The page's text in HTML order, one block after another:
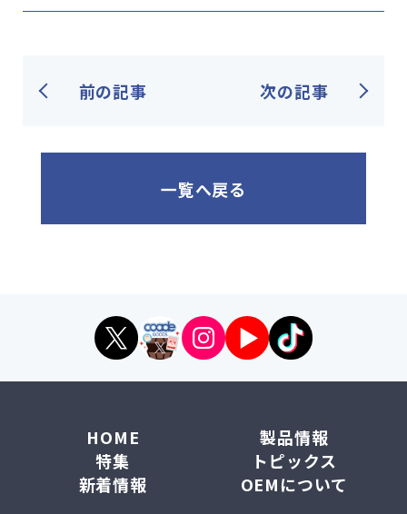
前の記事
一覧へ戻る
次の記事
HOME
製品情報
特集
トピックス
新着情報
OEMについて